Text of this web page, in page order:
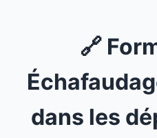
🔗
dans les